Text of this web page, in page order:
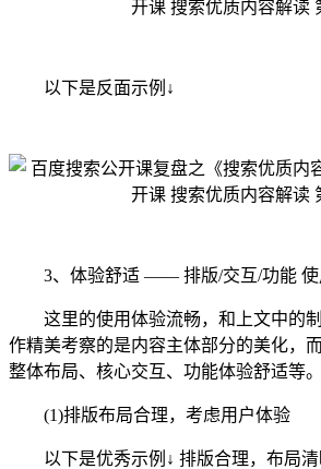
以下是反面示例↓
3、体验舒适 —— 排版/交互/功能 使
这里的使用体验流畅，和上文中的制
作精美考察的是内容主体部分的美化，
整体布局、核心交互、功能体验舒适等。
(1)排版布局合理，考虑用户体验
以下是优秀示例↓ 排版合理，布局清